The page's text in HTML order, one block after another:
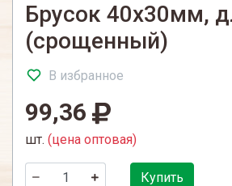
Брусок 40х30мм,
(срощенный)
В избранное
99,36
шт. (цена оптовая)
Купить